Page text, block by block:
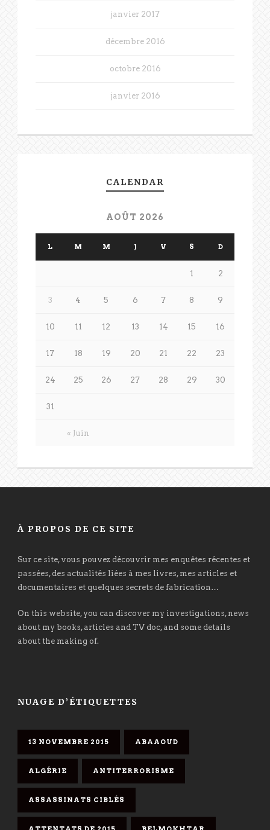
janvier 2017
décembre 2016
octobre 2016
janvier 2016
CALENDAR
AOÛT 2026
L M M J V S D
« Juin
1 2
3 4 5 6 7 8 9
10 11 12 13 14 15 16
17 18 19 20 21 22 23
24 25 26 27 28 29 30
31
À PROPOS DE CE SITE
Sur ce site, vous pouvez découvrir mes enquêtes récentes et
passées, des actualités liées à mes livres, mes articles et
documentaires et quelques secrets de fabrication…
On this website, you can discover my investigations, news
about my books, articles and TV doc, and some details
about the making of.
NUAGE D’ÉTIQUETTES
13 NOVEMBRE 2015 ABAAOUD
ALGÉRIE ANTITERRORISME
ASSASSINATS CIBLÉS